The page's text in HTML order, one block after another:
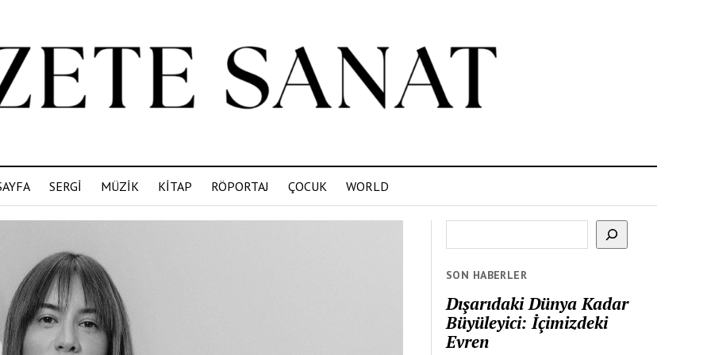
SERGİ MÜZİK KİTAP RÖPORTAJ ÇOCUK WORLD
SON HABERLER
Dışarıdaki Dünya Kadar
Büyüleyici: İçimizdeki
Evren